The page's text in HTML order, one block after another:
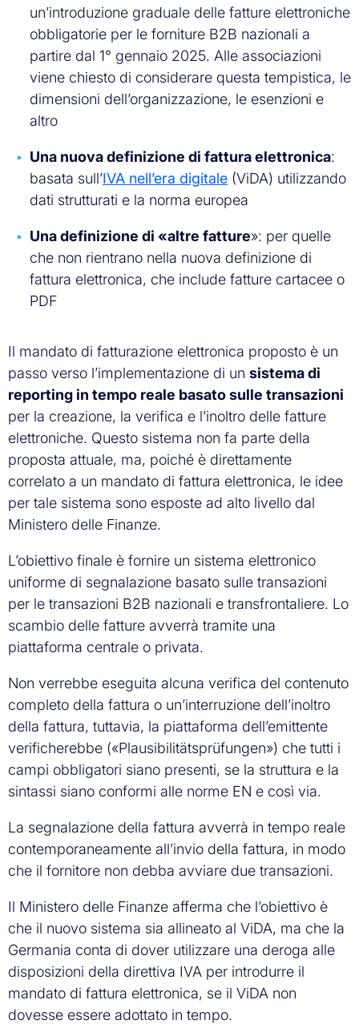
un’introduzione graduale delle fatture elettroniche
obbligatorie per le forniture B2B nazionali a
partire dal 1° gennaio 2025. Alle associazioni
viene chiesto di considerare questa tempistica, le
dimensioni dell’organizzazione, le esenzioni e
altro
Una nuova definizione di fattura elettronica:
basata sull’IVA nell’era digitale (ViDA) utilizzando
dati strutturati e la norma europea
Una definizione di «altre fatture»: per quelle
che non rientrano nella nuova definizione di
fattura elettronica, che include fatture cartacee o
PDF
Il mandato di fatturazione elettronica proposto è un
passo verso l’implementazione di un sistema di
reporting in tempo reale basato sulle transazioni
per la creazione, la verifica e l’inoltro delle fatture
elettroniche. Questo sistema non fa parte della
proposta attuale, ma, poiché è direttamente
correlato a un mandato di fattura elettronica, le idee
per tale sistema sono esposte ad alto livello dal
Ministero delle Finanze.
L’obiettivo finale è fornire un sistema elettronico
uniforme di segnalazione basato sulle transazioni
per le transazioni B2B nazionali e transfrontaliere. Lo
scambio delle fatture avverrà tramite una
piattaforma centrale o privata.
Non verrebbe eseguita alcuna verifica del contenuto
completo della fattura o un’interruzione dell’inoltro
della fattura, tuttavia, la piattaforma dell’emittente
verificherebbe («Plausibilitätsprüfungen») che tutti i
campi obbligatori siano presenti, se la struttura e la
sintassi siano conformi alle norme EN e così via.
La segnalazione della fattura avverrà in tempo reale
contemporaneamente all’invio della fattura, in modo
che il fornitore non debba avviare due transazioni.
Il Ministero delle Finanze afferma che l’obiettivo è
che il nuovo sistema sia allineato al ViDA, ma che la
Germania conta di dover utilizzare una deroga alle
disposizioni della direttiva IVA per introdurre il
mandato di fattura elettronica, se il ViDA non
dovesse essere adottato in tempo.